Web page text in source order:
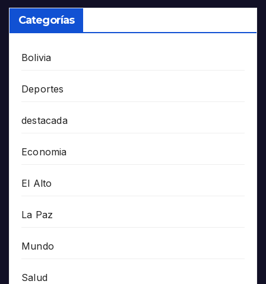
Categorías
Bolivia
Deportes
destacada
Economia
El Alto
La Paz
Mundo
Salud